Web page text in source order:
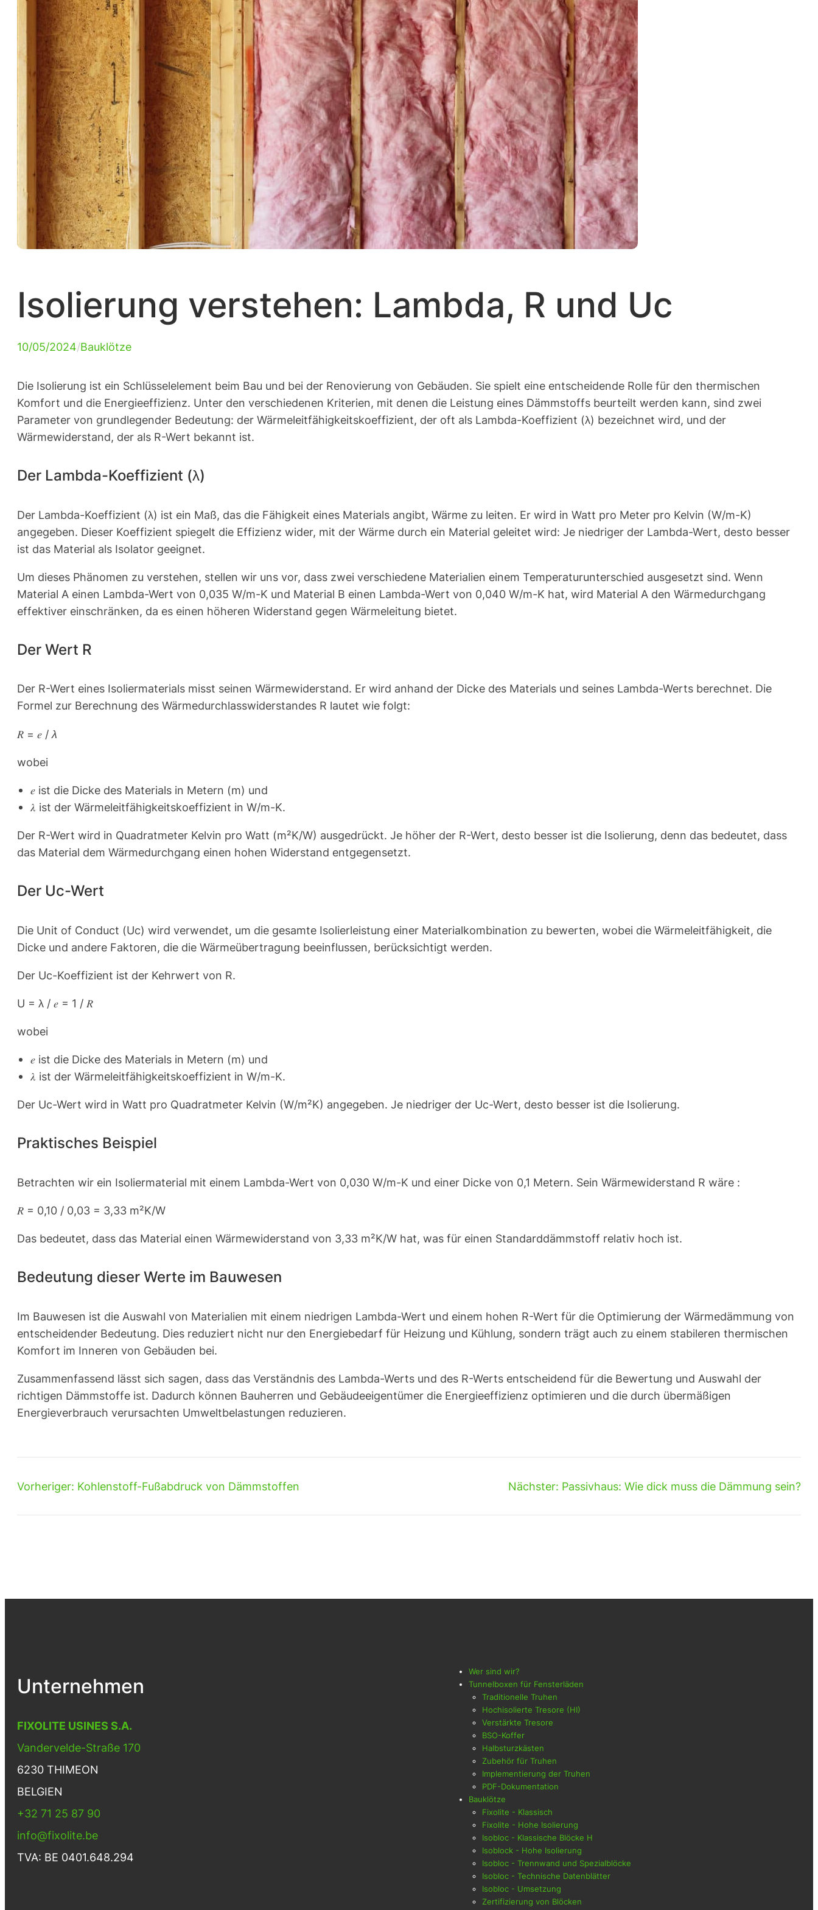
Isolierung verstehen: Lambda, R und Uc
10/05/2024/Bauklötze
Die Isolierung ist ein Schlüsselelement beim Bau und bei der Renovierung von Gebäuden. Sie spielt eine entscheidende Rolle für den thermischen
Komfort und die Energieeffizienz. Unter den verschiedenen Kriterien, mit denen die Leistung eines Dämmstoffs beurteilt werden kann, sind zwei
Parameter von grundlegender Bedeutung: der Wärmeleitfähigkeitskoeffizient, der oft als Lambda-Koeffizient (λ) bezeichnet wird, und der
Wärmewiderstand, der als R-Wert bekannt ist.
Der Lambda-Koeffizient (λ)
Der Lambda-Koeffizient (λ) ist ein Maß, das die Fähigkeit eines Materials angibt, Wärme zu leiten. Er wird in Watt pro Meter pro Kelvin (W/m-K)
angegeben. Dieser Koeffizient spiegelt die Effizienz wider, mit der Wärme durch ein Material geleitet wird: Je niedriger der Lambda-Wert, desto besser
ist das Material als Isolator geeignet.
Um dieses Phänomen zu verstehen, stellen wir uns vor, dass zwei verschiedene Materialien einem Temperaturunterschied ausgesetzt sind. Wenn
Material A einen Lambda-Wert von 0,035 W/m-K und Material B einen Lambda-Wert von 0,040 W/m-K hat, wird Material A den Wärmedurchgang
effektiver einschränken, da es einen höheren Widerstand gegen Wärmeleitung bietet.
Der Wert R
Der R-Wert eines Isoliermaterials misst seinen Wärmewiderstand. Er wird anhand der Dicke des Materials und seines Lambda-Werts berechnet. Die
Formel zur Berechnung des Wärmedurchlasswiderstandes R lautet wie folgt:
𝑅 = 𝑒 / λ
wobei
𝑒 ist die Dicke des Materials in Metern (m) und
𝜆 ist der Wärmeleitfähigkeitskoeffizient in W/m-K.
Der R-Wert wird in Quadratmeter Kelvin pro Watt (m²K/W) ausgedrückt. Je höher der R-Wert, desto besser ist die Isolierung, denn das bedeutet, dass
das Material dem Wärmedurchgang einen hohen Widerstand entgegensetzt.
Der Uc-Wert
Die Unit of Conduct (Uc) wird verwendet, um die gesamte Isolierleistung einer Materialkombination zu bewerten, wobei die Wärmeleitfähigkeit, die
Dicke und andere Faktoren, die die Wärmeübertragung beeinflussen, berücksichtigt werden.
Der Uc-Koeffizient ist der Kehrwert von R.
U = λ / 𝑒 = 1 / 𝑅
wobei
𝑒 ist die Dicke des Materials in Metern (m) und
𝜆 ist der Wärmeleitfähigkeitskoeffizient in W/m-K.
Der Uc-Wert wird in Watt pro Quadratmeter Kelvin (W/m²K) angegeben. Je niedriger der Uc-Wert, desto besser ist die Isolierung.
Praktisches Beispiel
Betrachten wir ein Isoliermaterial mit einem Lambda-Wert von 0,030 W/m-K und einer Dicke von 0,1 Metern. Sein Wärmewiderstand R wäre :
𝑅 = 0,10 / 0,03 = 3,33 m²K/W
Das bedeutet, dass das Material einen Wärmewiderstand von 3,33 m²K/W hat, was für einen Standarddämmstoff relativ hoch ist.
Bedeutung dieser Werte im Bauwesen
Im Bauwesen ist die Auswahl von Materialien mit einem niedrigen Lambda-Wert und einem hohen R-Wert für die Optimierung der Wärmedämmung von
entscheidender Bedeutung. Dies reduziert nicht nur den Energiebedarf für Heizung und Kühlung, sondern trägt auch zu einem stabileren thermischen
Komfort im Inneren von Gebäuden bei.
Zusammenfassend lässt sich sagen, dass das Verständnis des Lambda-Werts und des R-Werts entscheidend für die Bewertung und Auswahl der
richtigen Dämmstoffe ist. Dadurch können Bauherren und Gebäudeeigentümer die Energieeffizienz optimieren und die durch übermäßigen
Energieverbrauch verursachten Umweltbelastungen reduzieren.
Vorheriger: Kohlenstoff-Fußabdruck von Dämmstoffen Nächster: Passivhaus: Wie dick muss die Dämmung sein?
Unternehmen
FIXOLITE USINES S.A.
Vandervelde-Straße 170
6230 THIMEON
BELGIEN
+32 71 25 87 90
info@fixolite.be
TVA: BE 0401.648.294
Wer sind wir?
Tunnelboxen für Fensterläden
Traditionelle Truhen
Hochisolierte Tresore (HI)
Verstärkte Tresore
BSO-Koffer
Halbsturzkästen
Zubehör für Truhen
Implementierung der Truhen
PDF-Dokumentation
Bauklötze
Fixolite - Klassisch
Fixolite - Hohe Isolierung
Isobloc - Klassische Blöcke H
Isoblock - Hohe Isolierung
Isobloc - Trennwand und Spezialblöcke
Isobloc - Technische Datenblätter
Isobloc - Umsetzung
Zertifizierung von Blöcken